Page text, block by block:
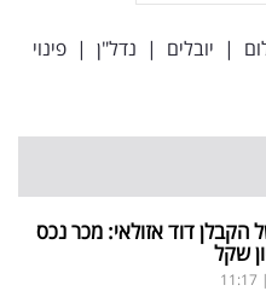
| יובלים | נדל"ן | פינוי
הקבלן דוד אזולאי: מכר נכס
|
11:17